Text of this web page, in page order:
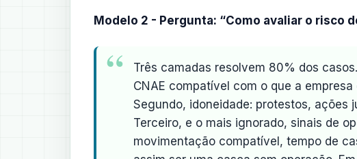
Modelo 2 - Pergunta: “Como avaliar o risco
Três camadas resolvem 80% dos
CNAE compatível com o que a
Segundo, idoneidade: protestos, ações
Terceiro, e o mais ignorado, sinais de
movimentação compatível, tempo de